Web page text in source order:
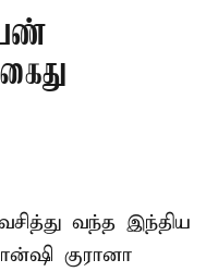
வந்த இந்திய
குரானா